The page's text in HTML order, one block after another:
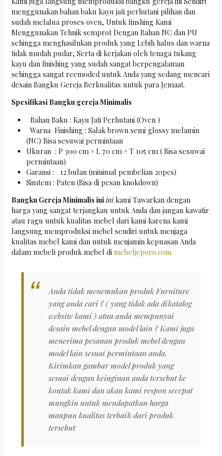
menggunakan bahan baku kayu jati perhutani pilihan dan
sudah melalua proses oven, Untuk finshing Kami
Menggunakan Tehnik semprot Dengan Bahan NC dan PU
sehingga menghasilnkan produk yang Lebih halus dan warna
tidak mudah pudar, Serta di kerjakan oleh tenaga tukang
kayu dan finishing yang sudah sangat berpengalaman
sehingga sangat reemoded untuk Anda yang sedang mencari
desain Bangku Gereja Berkualitas untuk para Jemaat.
Spesifikasi Bangku gereja Minimalis
Bahan Baku : Kayu Jati Perhutani (Oven )
Warna Finishing : Salak brown semi glossy melamin
(NC) Bisa sesuwai permintaan
Ukuran : P 300 cm × L 70 cm × T 105 cm ( Bisa sesuwai
permintaan)
Garansi : 12 bulan (minimal pembelian 20pcs)
Simtem : Paten (Bisa di pesan knokdown)
Bangku Gereja Minimalis iniinikami Tawarkan dengan
harga yang sangat terjangkau untuk Anda dan jangan kawatir
atau ragu untuk kualitas mebel dari kami karena kami
langsung memproduksi mebel sendiri untuk menjaga
kualitas mebel kami dan untuk menjamin kepuasan Anda
dalam mebeli produk mebel di mebeljeporo.com
Anda tidak menemukan produk Furniture
yang anda cari ? ( yang tidak ada dikatalog
website kami ) atau anda mempunyai
desain mebel dengan model lain ? Kami juga
menerima pesanan produk mebel dengan
model lain sesuai permintaan anda.
Kirimkan gambar model produk yang
sesuai dengan keinginan anda tersebut ke
kontak kami dan akan kami respon secepat
mungkin untuk mendapatkan harga
maupun kualitas terbaik dari produk
tersebut